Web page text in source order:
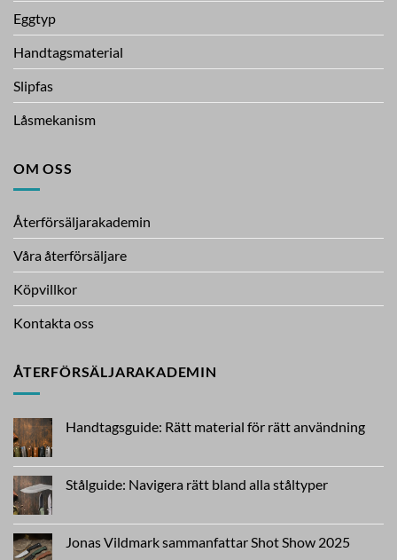
Eggtyp
Handtagsmaterial
Slipfas
Låsmekanism
OM OSS
Återförsäljarakademin
Våra återförsäljare
Köpvillkor
Kontakta oss
ÅTERFÖRSÄLJARAKADEMIN
Handtagsguide: Rätt material för rätt användning
till
Handtagsguide:
Rätt
rätt
användning
Stålguide: Navigera rätt bland alla ståltyper
till
Stålguide:
Navigera
Jonas Vildmark sammanfattar Shot Show 2025